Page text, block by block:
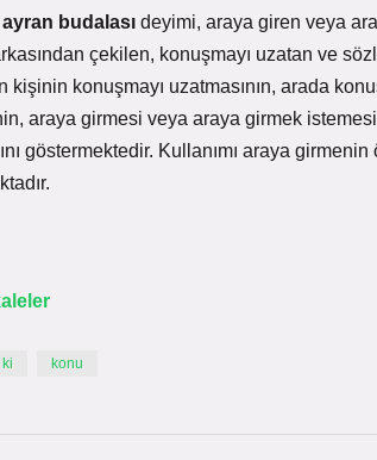
ayran budalası deyimi, araya giren veya
çekilen, konuşmayı uzatan ve
kişinin konuşmayı uzatmasının, arada
araya girmesi veya araya girmek
göstermektedir. Kullanımı araya
ki konu